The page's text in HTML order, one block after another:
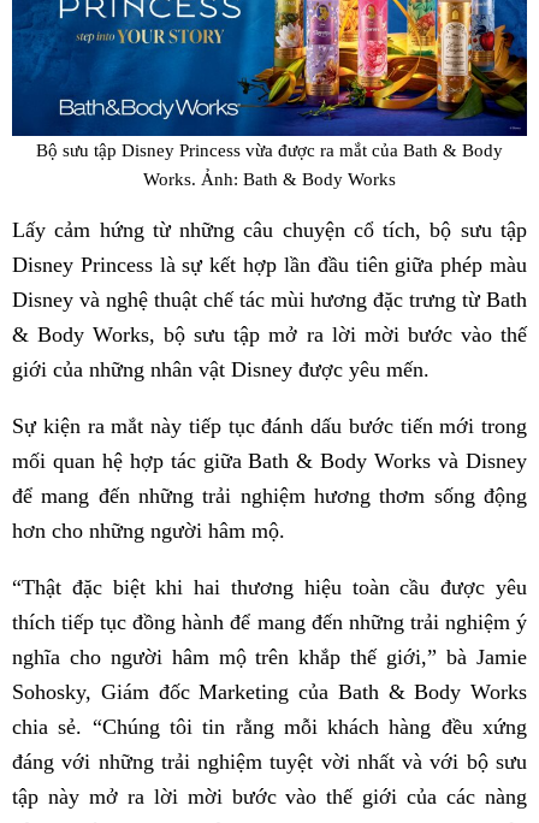
Bộ sưu tập Disney Princess vừa được ra mắt của Bath & Body
Works. Ảnh: Bath & Body Works
Lấy cảm hứng từ những câu chuyện cổ tích, bộ sưu tập
Disney Princess là sự kết hợp lần đầu tiên giữa phép màu
Disney và nghệ thuật chế tác mùi hương đặc trưng từ Bath
& Body Works, bộ sưu tập mở ra lời mời bước vào thế
giới của những nhân vật Disney được yêu mến.
Sự kiện ra mắt này tiếp tục đánh dấu bước tiến mới trong
mối quan hệ hợp tác giữa Bath & Body Works và Disney
để mang đến những trải nghiệm hương thơm sống động
hơn cho những người hâm mộ.
“Thật đặc biệt khi hai thương hiệu toàn cầu được yêu
thích tiếp tục đồng hành để mang đến những trải nghiệm ý
nghĩa cho người hâm mộ trên khắp thế giới,” bà Jamie
Sohosky, Giám đốc Marketing của Bath & Body Works
chia sẻ. “Chúng tôi tin rằng mỗi khách hàng đều xứng
đáng với những trải nghiệm tuyệt vời nhất và với bộ sưu
tập này mở ra lời mời bước vào thế giới của các nàng